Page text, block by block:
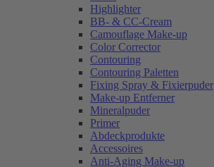
Highlighter
BB- & CC-Cream
Camouflage Make-up
Color Corrector
Contouring
Contouring Paletten
Fixing Spray & Fixierpuder
Make-up Entferner
Mineralpuder
Primer
Abdeckprodukte
Accessoires
Anti-Aging Make-up